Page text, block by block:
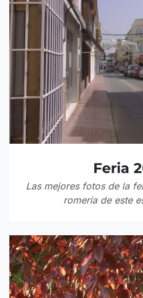
Feria
Las mejores fotos de la
romería de este